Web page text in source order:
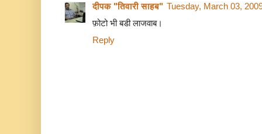
दीपक "तिवारी साहब" Tuesday, March 03,
फ़ोटो भी बडी लाजवाब।
Reply